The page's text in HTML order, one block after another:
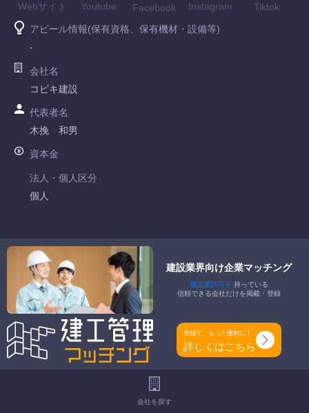
Webサイト Youtube Facebook Instagram Tiktok
アピール情報(保有資格、保有機材・設備等)
-
会社名
コビキ建設
代表者名
木挽 和男
資本金
法人・個人区分
個人
大阪府知事許可 第105225号
特定建設業
-
一般建設業
土木一式工事業 建築一式工事業 舗装工事業
工事種別
建設業界向け企業マッチング
建設業許可を 持っている
信頼できる会社だけを掲載・登録
登録で、もっと便利に！
詳しくはこちら
会社を探す